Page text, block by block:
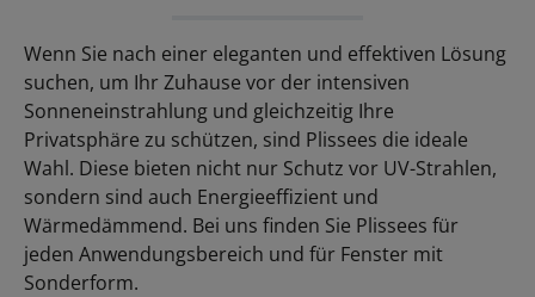
Wenn Sie nach einer eleganten und effektiven Lösung
suchen, um Ihr Zuhause vor der intensiven
Sonneneinstrahlung und gleichzeitig Ihre
Privatsphäre zu schützen, sind Plissees die ideale
Wahl. Diese bieten nicht nur Schutz vor UV-Strahlen,
sondern sind auch Energieeffizient und
Wärmedämmend. Bei uns finden Sie Plissees für
jeden Anwendungsbereich und für Fenster mit
Sonderform.